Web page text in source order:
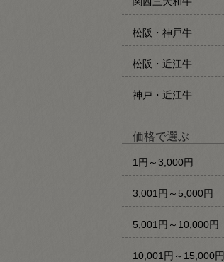
松阪・神戸牛
松阪・近江牛
神戸・近江牛
価格で選ぶ
1円～3,000円
3,001円～5,000円
5,001円～10,000円
10,001円～15,000円